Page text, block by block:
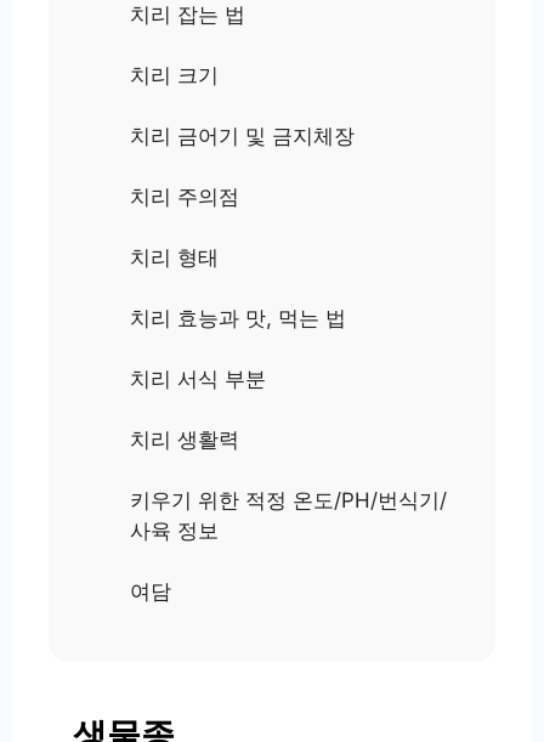
치리 잡는 법
치리 크기
치리 금어기 및 금지체장
치리 주의점
치리 형태
치리 효능과 맛, 먹는 법
치리 서식 부분
치리 생활력
키우기 위한 적정 온도/PH/번식기/
사육 정보
여담